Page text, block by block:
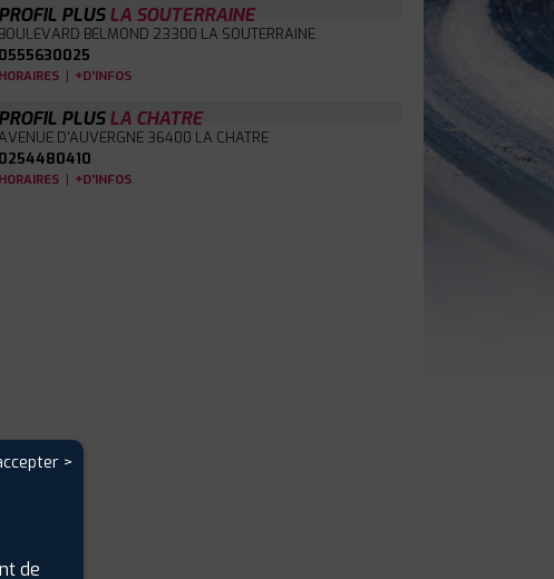
PROFIL PLUSLA SOUTERRAINE
BOULEVARD BELMOND 23300 LA SOUTERRAINE
0555630025
HORAIRES | +D'INFOS
PROFIL PLUSLA CHATRE
D'AUVERGNE 36400 LA CHATRE
0254480410
HORAIRES | +D'INFOS
>
de